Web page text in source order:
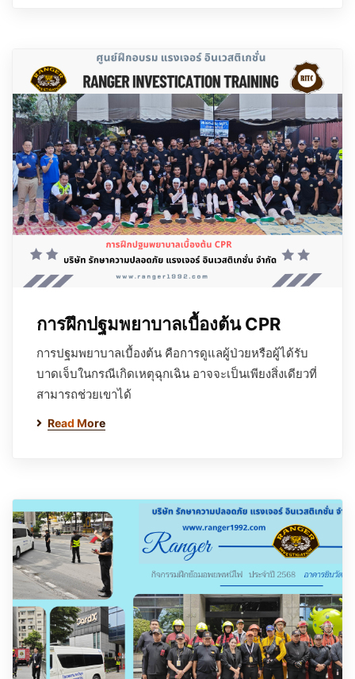
การฝึกปฐมพยาบาลเบื้องต้น CPR
การปฐมพยาบาลเบื้องต้น คือการดูแลผู้ป่วยหรือผู้ได้รับ
บาดเจ็บในกรณีเกิดเหตุฉุกเฉิน อาจจะเป็นเพียงสิ่งเดียวที่
สามารถช่วยเขาได้
Read More